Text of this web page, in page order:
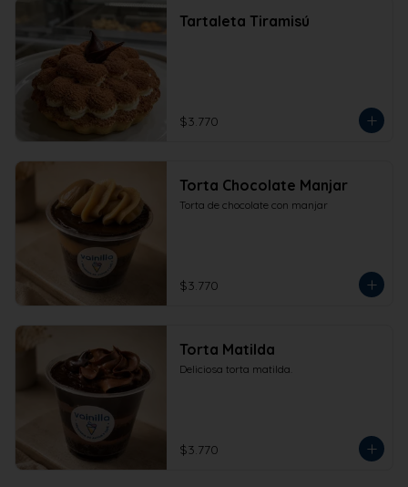
Tartaleta Tiramisú
$3.770
Torta Chocolate Manjar
Torta de chocolate con manjar
$3.770
Torta Matilda
Deliciosa torta matilda.
$3.770